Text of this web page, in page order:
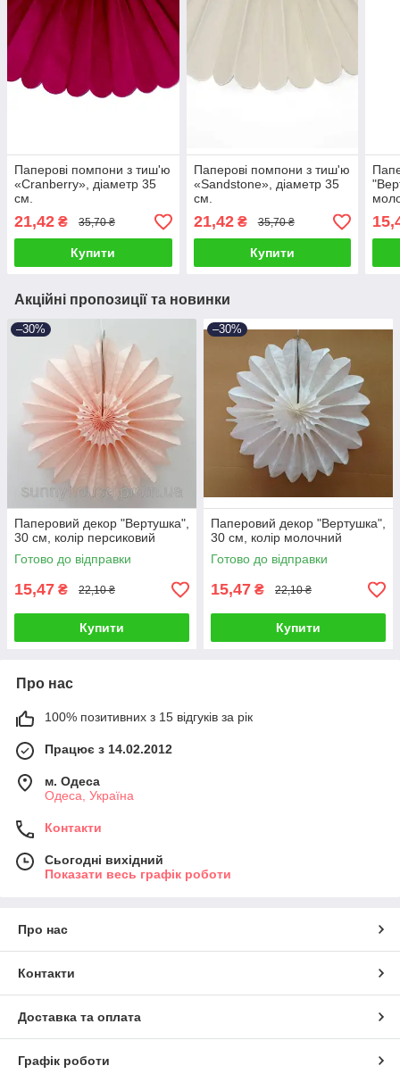
Паперові помпони з тиш'ю
«Cranberry», діаметр 35
см.
21,42 ₴ 35,70 ₴
Купити
Паперові помпони з тиш'ю
«Sandstone», діаметр 35
см.
21,42₴ 35,70 ₴
Купити
Акційні пропозиції та новинки
–30%
Паперовий декор "Вертушка",
30 см, колір персиковий
Готово до відправки
15,47 ₴ 22,10 ₴
Купити
–30%
Паперовий декор "Вертушка",
30 см, колір молочний
Готово до відправки
15,47 ₴ 22,10 ₴
Купити
Про нас
100% позитивних з 15 відгуків за рік
Працює з 14.02.2012
м. Одеса
Одеса, Україна
Контакти
Сьогодні вихідний
Показати весь графік роботи
Про нас
Контакти
Доставка та оплата
Графік роботи